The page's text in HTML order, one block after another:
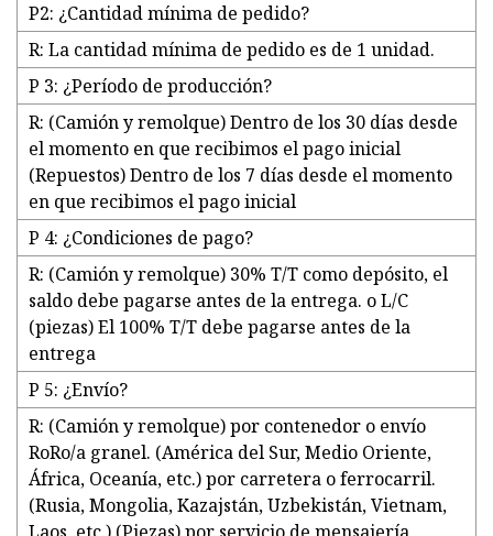
P2: ¿Cantidad mínima de pedido?
R: La cantidad mínima de pedido es de 1 unidad.
P 3: ¿Período de producción?
R: (Camión y remolque) Dentro de los 30 días desde
el momento en que recibimos el pago inicial
(Repuestos) Dentro de los 7 días desde el momento
en que recibimos el pago inicial
P 4: ¿Condiciones de pago?
R: (Camión y remolque) 30% T/T como depósito, el
saldo debe pagarse antes de la entrega. o L/C
(piezas) El 100% T/T debe pagarse antes de la
entrega
P 5: ¿Envío?
R: (Camión y remolque) por contenedor o envío
RoRo/a granel. (América del Sur, Medio Oriente,
África, Oceanía, etc.) por carretera o ferrocarril.
(Rusia, Mongolia, Kazajstán, Uzbekistán, Vietnam,